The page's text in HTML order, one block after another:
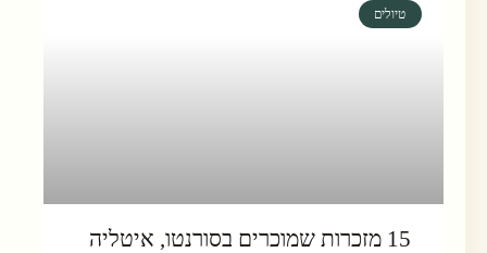
טיולים
15 מזכרות שמוכרים בסורנטו, איטליה